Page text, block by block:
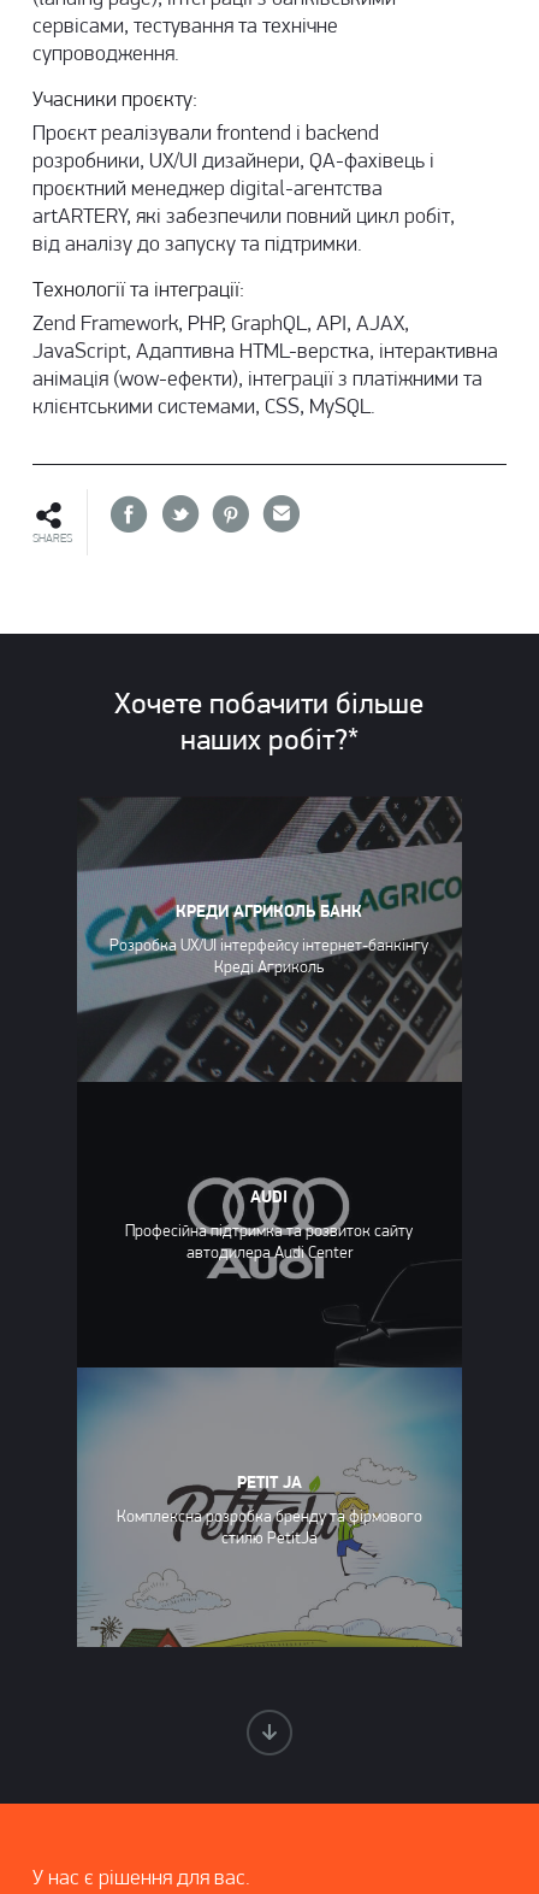
сервісами, тестування та технічне
супроводження.
Учасники проєкту:
Проєкт реалізували frontend і backend
розробники, UX/UI дизайнери, QA-фахівець і
проєктний менеджер digital-агентства
artARTERY, які забезпечили повний цикл робіт,
від аналізу до запуску та підтримки.
Технології та інтеграції:
Zend Framework, PHP, GraphQL, API, AJAX,
JavaScript, Адаптивна HTML-верстка, інтерактивна
анімація (wow-ефекти), інтеграції з платіжними та
клієнтськими системами, CSS, MySQL.
SHARES
Хочете побачити більше
наших робіт?*
КРЕДИ АГРИКОЛЬ БАНК
Розробка UX/UI інтерфейсу інтернет-банкінгу
Креді Агриколь
AUDI
Професійна підтримка та розвиток сайту
автодилера Audi Center
PETIT JA
Комплексна розробка бренду та фірмового
стилю PetitJa
У нас є рішення для вас.